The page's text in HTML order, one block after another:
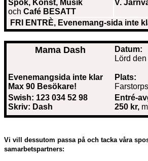
Spök, Konst, Musik
och Café BESATT
V.
FRI ENTRÈ, Evenemang-sida inte
Mama Dash
Datum:
Lörd
Evenemangsida inte klar
Max 90 Besökare!
Plats:
Swish: 123 034 52 98
Skriv: Dash
Entré-
250 kr,
Vi vill dessutom passa på och tacka våra
samarbetspartners: